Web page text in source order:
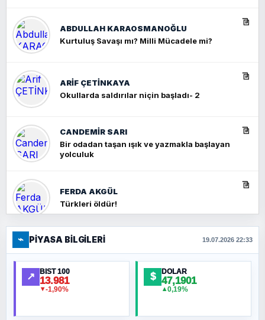
ABDULLAH KARAOSMANOĞLU
Kurtuluş Savaşı mı? Milli Mücadele mi?
ARIF ÇETİNKAYA
Okullarda saldırılar niçin başladı- 2
CANDEMIR SARI
Bir odadan taşan ışık ve yazmakla başlayan
yolculuk
FERDA AKGÜL
Türkleri öldür!
FERHAT BÜYÜKKALKAN
Ankara Zirvesi: NATO Toplantısı mı, Yeni
Ortadoğu Haritasının Provası mı?
⌁ PIYASA BILGILERI 19.07.2026 22:33
↗ BIST 100
13.981
▼-1,90%
$ DOLAR
47,1901
▲0,19%